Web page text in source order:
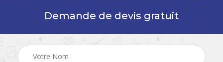
Demande de devis gratuit